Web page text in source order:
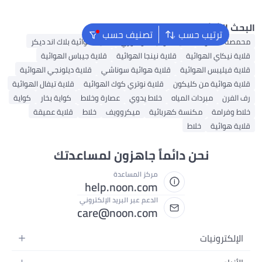
ترتيب حسب تصنيف حسب الشائع
القهوة قلاية هوائية كوسوري
قلاية هوائية بلاك اند ديكر
نيكاي الهوائية
قلاية نينجا الهوائية
قلاية جيباس الهوائية
فيليبس الهوائية
قلاية هوائية سوناشي
قلاية ديلونجي الهوائية
هوائية من كليكون
قلاية نوتري كوك الهوائية
قلاية تيفال الهوائية
مبردات المياه خلاط يدوي عصارة وخلاط كواية بخار
كواية
مكنسة كهربائية ميكروويف خلاط
قلاية عميقة
هوائية
خلاط
نحن دائماً جاهزون لمساعدتك
مركز المساعدة
help.noon.com
الدعم عبر البريد الإلكتروني
care@noon.com
المتحركة